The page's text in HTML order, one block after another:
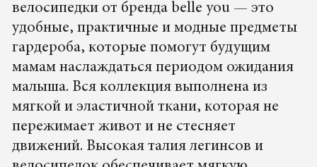
велосипедки от бренда belle you — это
удобные, практичные и модные предметы
гардероба, которые помогут будущим
мамам наслаждаться периодом ожидания
малыша. Вся коллекция выполнена из
мягкой и эластичной ткани, которая не
пережимает живот и не стесняет
движений. Высокая талия легинсов и